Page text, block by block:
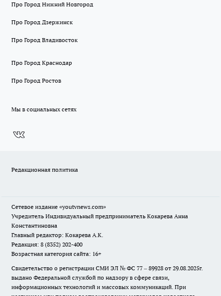
Про Город Нижний Новгород
Про Город Дзержинск
Про Город Владивосток
Про Город Краснодар
Про Город Ростов
Мы в социальных сетях
Редакционная политика
Сетевое издание «youtvnews.com»
Учредитель Индивидуальный предприниматель Кокарева Анна
Константиновна
Главный редактор: Кокарева А.К.
Редакция: 8 (8352) 202-400
Возрастная категория сайта: 16+
Свидетельство о регистрации СМИ ЭЛ № ФС 77 – 89928 от 29.08.2025г.
выдано Федеральной службой по надзору в сфере связи,
информационных технологий и массовых коммуникаций. При